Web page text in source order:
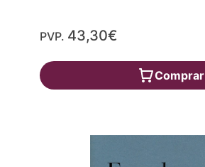
PVP. 43,30€
Comprar